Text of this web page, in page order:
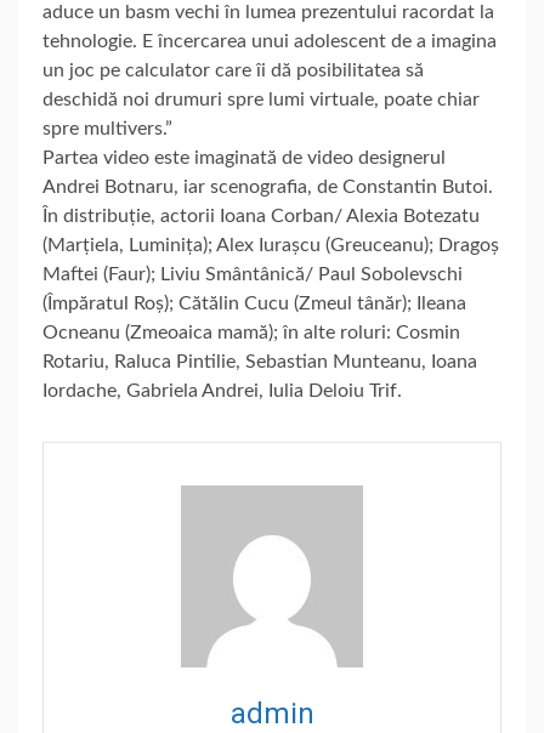
aduce un basm vechi în lumea prezentului racordat la
tehnologie. E încercarea unui adolescent de a imagina
un joc pe calculator care îi dă posibilitatea să
deschidă noi drumuri spre lumi virtuale, poate chiar
spre multivers.”
Partea video este imaginată de video designerul
Andrei Botnaru, iar scenografia, de Constantin Butoi.
În distribuție, actorii Ioana Corban/ Alexia Botezatu
(Marțiela, Luminița); Alex Iurașcu (Greuceanu); Dragoș
Maftei (Faur); Liviu Smântânică/ Paul Sobolevschi
(Împăratul Roș); Cătălin Cucu (Zmeul tânăr); Ileana
Ocneanu (Zmeoaica mamă); în alte roluri: Cosmin
Rotariu, Raluca Pintilie, Sebastian Munteanu, Ioana
Iordache, Gabriela Andrei, Iulia Deloiu Trif.
admin